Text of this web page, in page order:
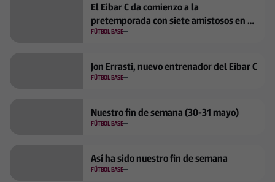
El Eibar C da comienzo a la
pretemporada con siete amistosos en el
horizonte
FÚTBOL BASE
Jon Errasti, nuevo entrenador del Eibar C
FÚTBOL BASE
Nuestro fin de semana (30-31 mayo)
FÚTBOL BASE
Así ha sido nuestro fin de semana
FÚTBOL BASE